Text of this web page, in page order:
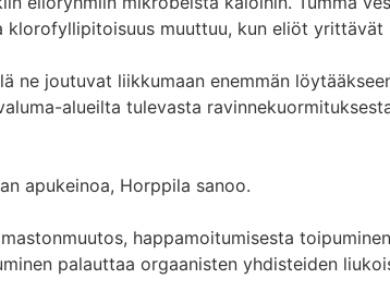
muuttuu, kun eliöt yrittävät
ne joutuvat liikkumaan enemmän
alueilta tulevasta
apukeinoa, Horppila sanoo.
happamoitumisesta
palauttaa orgaanisten yhdisteiden